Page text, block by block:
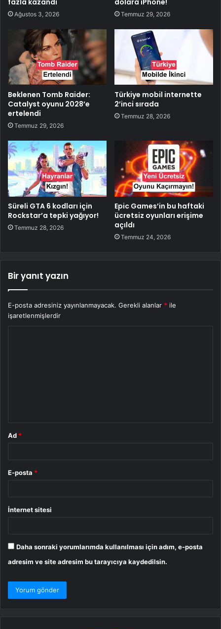
fazla kazandı
Ağustos 3, 2026
dolara iPhone!
Temmuz 29, 2026
Beklenen Tomb Raider:
Catalyst oyunu 2028’e
ertelendi
Temmuz 29, 2026
Türkiye mobil internette
2’inci sırada
Temmuz 28, 2026
Süreli GTA 6 kodları için
Rockstar’a tepki yağıyor!
Temmuz 28, 2026
Epic Games’in bu haftaki
ücretsiz oyunları erişime
açıldı
Temmuz 24, 2026
Bir yanıt yazın
E-posta adresiniz yayınlanmayacak. Gerekli alanlar * ile
işaretlenmişlerdir
Ad *
E-posta *
İnternet sitesi
Daha sonraki yorumlarımda kullanılması için adım, e-posta
adresim ve site adresim bu tarayıcıya kaydedilsin.